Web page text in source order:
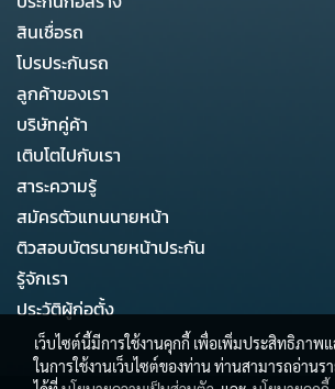
สินเชื่อรถ
โปรประกันรถ
ลูกค้าของเรา
บริษัทคู่ค้า
เติบโตไปกับเรา
สาระความรู้
สมัครตัวแทนนายหน้า
ติวสอบบัตรนายหน้าประกัน
รู้จักเรา
ประวัติผู้ก่อตั้ง
เว็บไซต์นี้มีการใช้งานคุกกี้ เพื่อเพิ่มประสิทธิภา
ในการใช้งานเว็บไซต์ของท่าน ท่านสามารถอ่านร